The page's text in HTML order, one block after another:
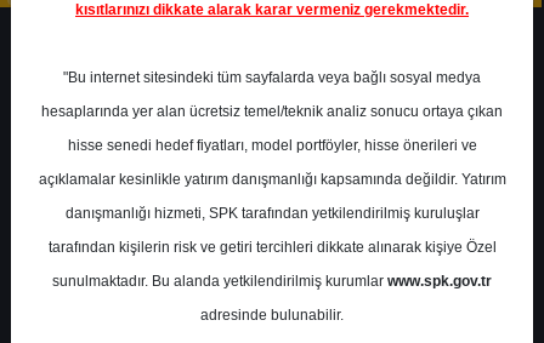
AYGAZ- AYGAZ A.Ş.
Hedef Fiyat 370.00 ₺
Getiri
%0.00
kısıtlarınızı dikkate alarak karar vermeniz gerekmektedir.
"Bu internet sitesindeki tüm sayfalarda veya bağlı sosyal medya
hesaplarında yer alan ücretsiz temel/teknik analiz sonucu ortaya çıkan
hisse senedi hedef fiyatları, model portföyler, hisse önerileri ve
açıklamalar kesinlikle yatırım danışmanlığı kapsamında değildir. Yatırım
danışmanlığı hizmeti, SPK tarafından yetkilendirilmiş kuruluşlar
tarafından kişilerin risk ve getiri tercihleri dikkate alınarak kişiye Özel
sunulmaktadır. Bu alanda yetkilendirilmiş kurumlar www.spk.gov.tr
adresinde bulunabilir.